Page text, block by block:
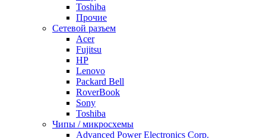
Toshiba
Прочие
Сетевой разъем
Acer
Fujitsu
HP
Lenovo
Packard Bell
RoverBook
Sony
Toshiba
Чипы / микросхемы
Advanced Power Electronics Corp.